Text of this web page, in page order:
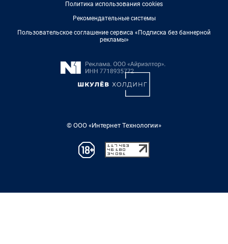
Политика использования cookies
Рекомендательные системы
Пользовательское соглашение сервиса «Подписка без баннерной
рекламы»
© ООО «Интернет Технологии»